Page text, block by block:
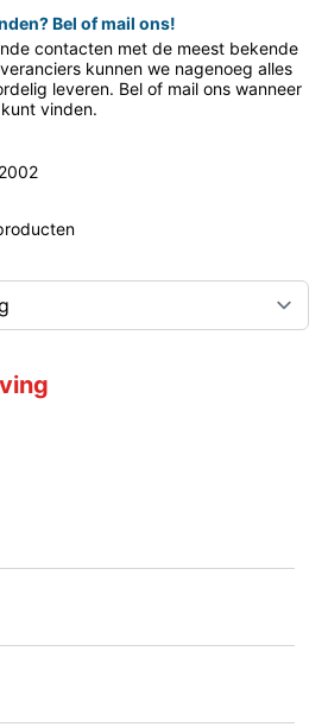
Bel of mail ons!
contacten met de meest bekende
kunnen we nagenoeg alles
leveren. Bel of mail ons wanneer
vinden.